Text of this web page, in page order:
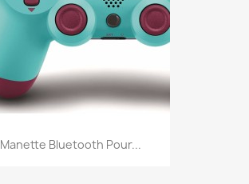
Manette Bluetooth Pour...